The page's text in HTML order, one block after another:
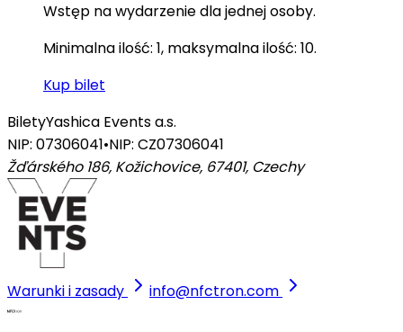
Wstęp na wydarzenie dla jednej osoby.
Minimalna ilość: 1, maksymalna ilość: 10.
Kup bilet
BiletyYashica Events a.s.
NIP: 07306041•NIP: CZ07306041
Žďárského 186, Kožichovice, 67401, Czechy
Warunki i zasady info@nfctron.com